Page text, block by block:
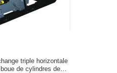
triple horizontale
de cylindres de